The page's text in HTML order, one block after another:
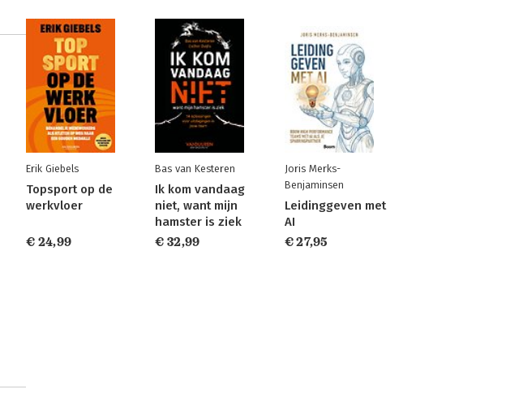
Erik Giebels
Topsport op de
werkvloer
€ 24,99
Bas van Kesteren
Ik kom vandaag
niet, want mijn
hamster is ziek
€ 32,99
Joris Merks-
Benjaminsen
Leidinggeven met
AI
€ 27,95